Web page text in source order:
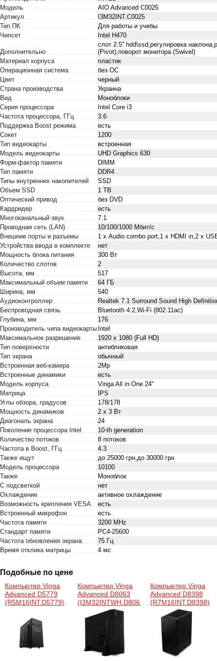
Модель
AIO Advanced C0025
Артикул
I3M32INT.C0025
Тип ПК
Для работы и учебы
Чипсет
Intel H470
Дополнительно
слот 2.5'' hdd\ssd,регулировка
(Pivot),поворот монитора (Swivel)
Материал корпуса
пластик
Операционная система
без ОС
Цвет
черный
Страна производства
Украина
Вид
Моноблоки
Серия процессора
Intel Core i3
Частота процессора, ГГц
3.6
Поддержка Boost режима
есть
Сокет
1200
Тип видеокарты
встроенная
Модель видеокарты
UHD Graphics 630
Форм-фактор памяти
DIMM
Тип памяти
DDR4
Типы внутренних накопителей
SSD
Объем SSD
1 TB
Оптический привод
без DVD
Кардридер
есть
Многоканальный звук
7.1
Проводная сеть (LAN)
10/100/1000 Мбит/с
Внешние порты и разъемы
1 х Audio combo port,1 x HDMI in,2 x
Устройства ввода в комплекте
нет
Мощность блока питания
300 Вт
Количество слотов
2
Высота, мм
517
Максимальный объем памяти
64 ГБ
Ширина, мм
540
Аудиоконтроллер
Realtek 7.1 Surround Sound High
Беспроводная связь
Bluetooth 4.2,Wi-Fi (802.11ac)
Глубина, мм
176
Производитель чипа видеокарты Intel
Максимальное разрешение
1920 x 1080 (Full HD)
Тип поверхности
антибликовая
Тип экрана
обычный
Встроенная веб-камера
2Mp
Встроенные динамики
есть
Модель корпуса
Vinga All in One 24''
Матрица
IPS
Углы обзора, градусов
178/178
Мощность динамиков
2 x 3 Вт
Диагональ экрана
24
Поколение процессора Intel
10-th generation
Количество потоков
8 потоков
Частота в Boost, ГГц
4.3
Также ищут
до 25000 грн,до 30000 грн
Модель процессора
10100
Также
Моноблок
С подсветкой
нет
Охлаждение
активное охлаждение
Возможность крепления VESA
есть
Встроенный микрофон
есть
Частота памяти
3200 MHz
Стандарт памяти
PC4-25600
Частота обновления экрана
75 Гц
Время отклика матрицы
4 мс
Подобные по цене
Компьютер Vinga
Advanced D5779
(R5M16INT.D5779)
Компьютер Vinga
Advanced D8063
(I3M32INTWH.D8063)
Компьютер Vinga
Advanced D8398
(R7M16INT.D8398)